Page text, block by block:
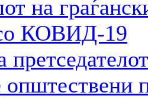
на
КОВИД-19
општествени